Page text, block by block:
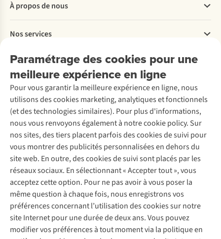
Paramétrage des cookies pour une
meilleure expérience en ligne
Pour vous garantir la meilleure expérience en ligne, nous
utilisons des cookies marketing, analytiques et fonctionnels
(et des technologies similaires). Pour plus d'informations,
nous vous renvoyons également à notre cookie policy. Sur
nos sites, des tiers placent parfois des cookies de suivi pour
vous montrer des publicités personnalisées en dehors du
site web. En outre, des cookies de suivi sont placés par les
réseaux sociaux. En sélectionnant « Accepter tout », vous
acceptez cette option. Pour ne pas avoir à vous poser la
même question à chaque fois, nous enregistrons vos
préférences concernant l’utilisation des cookies sur notre
site Internet pour une durée de deux ans. Vous pouvez
modifier vos préférences à tout moment via la politique en
Commander
Payer
Livraison
Rétractation d'une commande
Entretien & réparations
Garantie
Contactez-nous
À propos de nous
Explore More
À propos d’Ayacucho
Nos magasins
À propos d’A.S.Adventure
Déclaration d'accessibilité
Nos services
Location / Location sports d’hiver
Entretien de ski
Service de lavage
Entretien de chaussures
Réparation de chaussures
Réparation de vêtements
Retouches
Pour les entreprises
Découvrez
A.S.Magazine
Explore Camp
Gear Check
Expertise & conseils
Abonnez-vous à la newsletter
Suivez-nous
Mentions légales
Politique de confidentialité
Conditions générales
Cookie Policy